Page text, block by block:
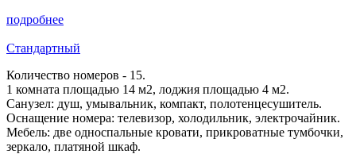
подробнее
Стандартный
Количество номеров - 15.
1 комната площадью 14 м2, лоджия площадью 4 м2.
Санузел: душ, умывальник, компакт, полотенцесушитель.
Оснащение номера: телевизор, холодильник, электрочайник.
Мебель: две односпальные кровати, прикроватные тумбочки,
зеркало, платяной шкаф.